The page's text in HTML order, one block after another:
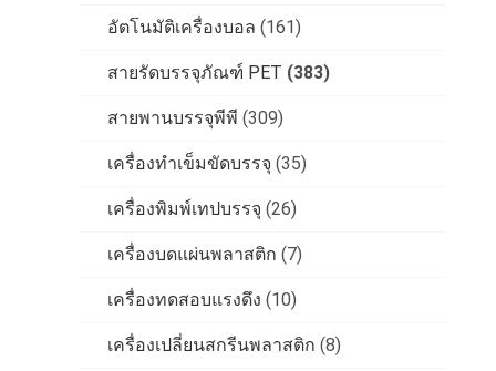
อัตโนมัติเครื่องบอล (161)
สายรัดบรรจุภัณฑ์ PET (383)
สายพานบรรจุพีพี (309)
เครื่องทําเข็มขัดบรรจุ (35)
เครื่องพิมพ์เทปบรรจุ (26)
เครื่องบดแผ่นพลาสติก (7)
เครื่องทดสอบแรงดึง (10)
เครื่องเปลี่ยนสกรีนพลาสติก (8)